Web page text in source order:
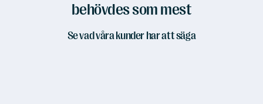
behövdes som mest
Se vad våra kunder har att säga